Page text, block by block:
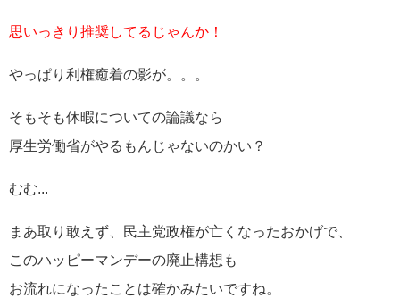
思いっきり推奨してるじゃんか！
やっぱり利権癒着の影が。。。
そもそも休暇についての論議なら
厚生労働省がやるもんじゃないのかい？
むむ...
まあ取り敢えず、民主党政権が亡くなったおかげで、
このハッピーマンデーの廃止構想も
お流れになったことは確かみたいですね。